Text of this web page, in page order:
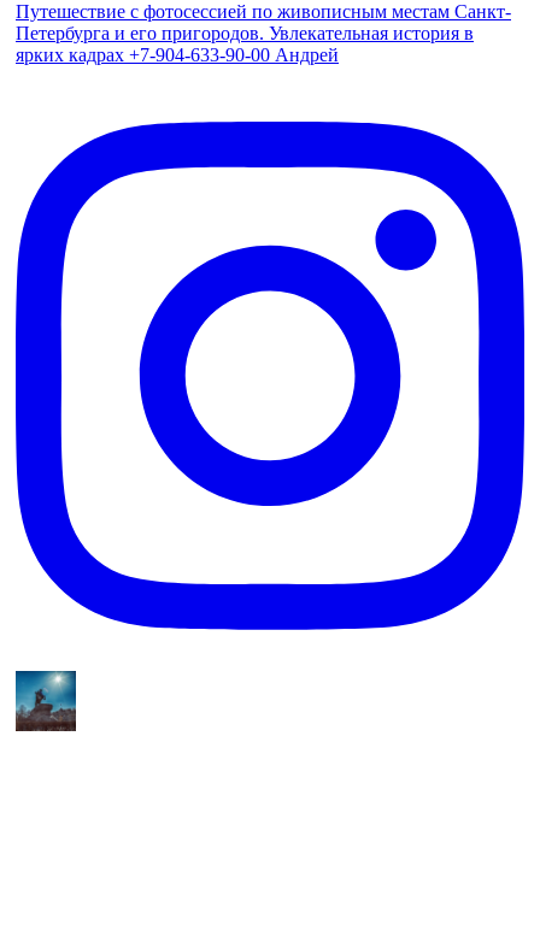
Путешествие с фотосессией по живописным местам Санкт-
Петербурга и его пригородов. Увлекательная история в
ярких кадрах +7-904-633-90-00 Андрей